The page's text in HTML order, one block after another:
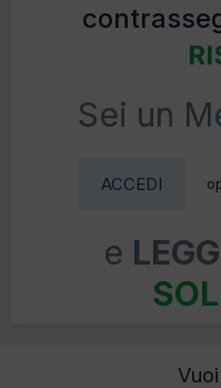
Sei un
ACCEDI
e